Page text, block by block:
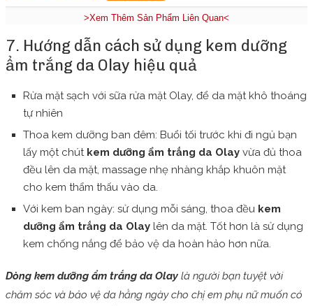
>Xem Thêm Sản Phẩm Liên Quan<
7. Hướng dẫn cách sử dụng kem dưỡng
ẩm trắng da Olay hiệu quả
Rửa mặt sạch với sữa rửa mặt Olay, để da mặt khô thoáng
tự nhiên
Thoa kem dưỡng ban đêm: Buổi tối trước khi đi ngủ bạn
lấy một chút kem dưỡng ẩm trắng da Olay vừa đủ thoa
đều lên da mặt, massage nhẹ nhàng khắp khuôn mặt
cho kem thẩm thấu vào da.
Với kem ban ngày: sử dụng mỗi sáng, thoa đều kem
dưỡng ẩm trắng da Olay lên da mặt. Tốt hơn là sử dụng
kem chống nắng để bảo vệ da hoàn hảo hơn nữa.
Dòng kem dưỡng ẩm trắng da Olay là người bạn tuyệt vời
chăm sóc và bảo vệ da hằng ngày cho chị em phụ nữ muốn có